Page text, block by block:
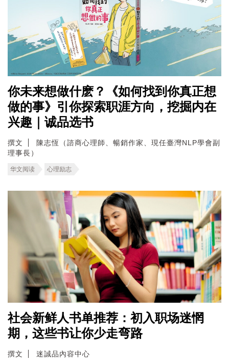
你未来想做什麽？《如何找到你真正想
做的事》引你探索职涯方向，挖掘内在
兴趣｜诚品选书
撰文
陳志恆（諮商心理師、暢銷作家、現任臺灣NLP學會副
理事長）
华文阅读 心理励志
社会新鲜人书单推荐：初入职场迷惘
期，这些书让你少走弯路
撰文 迷誠品內容中心